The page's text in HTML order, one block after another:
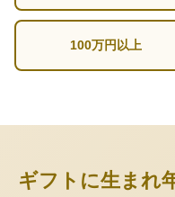
100万円以上
ギフトに生まれ